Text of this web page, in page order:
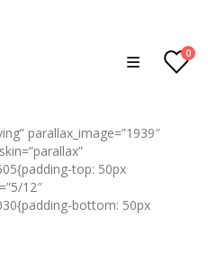
0
parallax_image=”1939″
top: 50px
12″
bottom: 50px